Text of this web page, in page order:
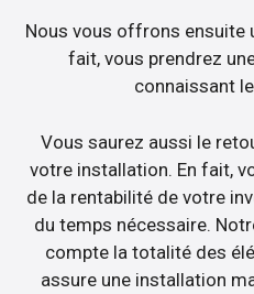
Nous vous offrons ensuite
fait, vous prendrez
connaissant
Vous saurez aussi le
votre installation. En fait,
de la rentabilité de votre
du temps nécessaire.
compte la totalité des
assure une installation